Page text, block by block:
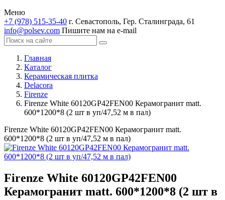
Меню
+7 (978) 515-35-40 г. Севастополь, Гер. Сталинграда, 61
info@polsev.com Пишите нам на e-mail
Главная
Каталог
Керамическая плитка
Delacora
Firenze
Firenze White 60120GP42FEN00 Керамогранит matt.
600*1200*8 (2 шт в уп/47,52 м в пал)
Firenze White 60120GP42FEN00 Керамогранит matt.
600*1200*8 (2 шт в уп/47,52 м в пал)
Firenze White 60120GP42FEN00
Керамогранит matt. 600*1200*8 (2 шт в